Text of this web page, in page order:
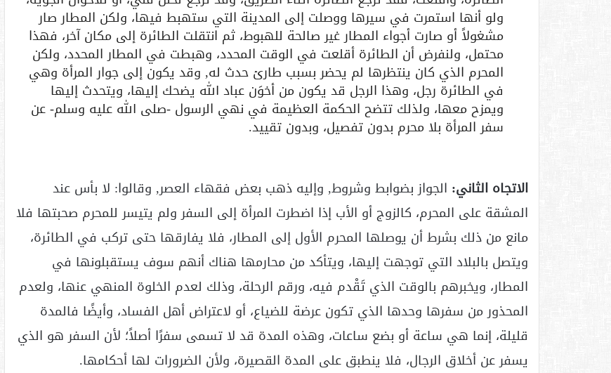
ولو أنها استمرت في سيرها ووصلت إلى المدينة التي ستهبط فيها، ولكن المطار صار
مشغولاً أو صارت أجواء المطار غير صالحة للهبوط، ثم انتقلت الطائرة إلى مكان آخر، فهذا
محتمل، ولنفرض أن الطائرة أقلعت في الوقت المحدد، وهبطت في المطار المحدد، ولكن
المحرم الذي كان ينتظرها لم يحضر بسبب طارئ حدث له, وقد يكون إلى جوار المرأة وهي
في الطائرة رجل، وهذا الرجل قد يكون من أخوَن عباد الله يضحك إليها، ويتحدث إليها
ويمزح معها، ولذلك تتضح الحكمة العظيمة في نهي الرسول -صلى الله عليه وسلم- عن
سفر المرأة بلا محرم بدون تفصيل، وبدون تقييد.
الاتجاه الثاني: الجواز بضوابط وشروط, وإليه ذهب بعض فقهاء العصر, وقالوا: لا بأس عند
المشقة على المحرم، كالزوج أو الأب إذا اضطرت المرأة إلى السفر ولم يتيسر للمحرم صحبتها فلا
مانع من ذلك بشرط أن يوصلها المحرم الأول إلى المطار، فلا يفارقها حتى تركب في الطائرة،
ويتصل بالبلاد التي توجهت إليها، ويتأكد من محارمها هناك أنهم سوف يستقبلونها في
المطار، ويخبرهم بالوقت الذي تَقْدم فيه، ورقم الرحلة، وذلك لعدم الخلوة المنهي عنها، ولعدم
المحذور من سفرها وحدها الذي تكون عرضة للضياع، أو لاعتراض أهل الفساد، وأيضًا فالمدة
قليلة، إنما هي ساعة أو بضع ساعات، وهذه المدة قد لا تسمى سفرًا أصلاً؛ لأن السفر هو الذي
يسفر عن أخلاق الرجال، فلا ينطبق على المدة القصيرة، ولأن الضرورات لها أحكامها.